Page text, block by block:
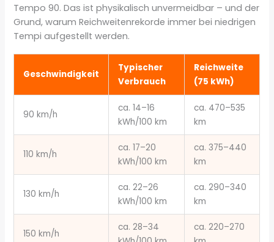
Tempo 90. Das ist physikalisch unvermeidbar – und der
Grund, warum Reichweitenrekorde immer bei niedrigen
Tempi aufgestellt werden.
Geschwindigkeit
Typischer
Verbrauch
Reichweite
(75 kWh)
90 km/h
ca. 14–16
kWh/100 km
ca. 470–535
km
110 km/h
ca. 17–20
kWh/100 km
ca. 375–440
km
130 km/h
ca. 22–26
kWh/100 km
ca. 290–340
km
150 km/h
ca. 28–34
ca. 220–270